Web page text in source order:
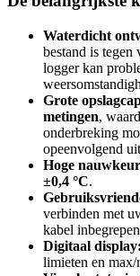
Waterdicht
bestand is tegen
logger kan
Grote
metingen,
onderbreking
opeenvolgend
Hoge
±0,4 °C.
verbinden met
kabel
Digitaal display:
limieten en